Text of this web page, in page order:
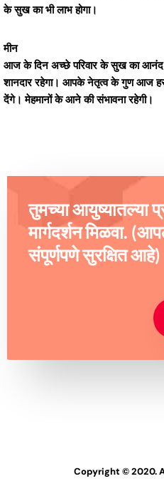
के सुख का भी लाभ होगा।
मीन
आज के दिन अच्छे परिवार के सुख का आनंद
शानदार रहेगा। आपके नेतृत्व के गुण आज
देंगे। मेहमानों के आने की संभावना रहेगी।
तुमच्या आयुष्यातल्या
मार्गदर्शन मिळवा.
संपूर्णपणे सुरक्षित आहे)
Copyright © 2020.